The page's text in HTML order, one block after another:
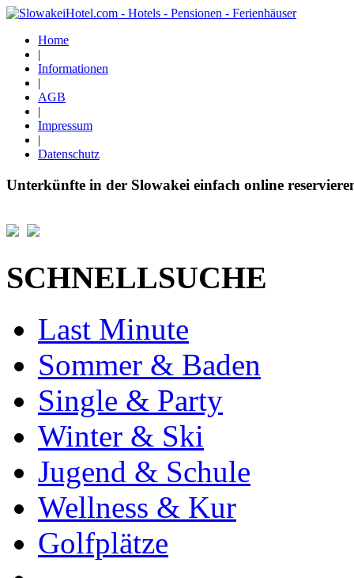
Home
|
Informationen
|
AGB
|
Impressum
|
Datenschutz
Unterkünfte in der Slowakei einfach online
SCHNELLSUCHE
Last Minute
Sommer & Baden
Single & Party
Winter & Ski
Jugend & Schule
Wellness & Kur
Golfplätze